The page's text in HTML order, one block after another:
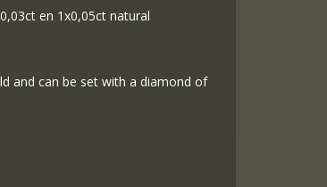
en 1x0,05ct natural
and can be set with a diamond of